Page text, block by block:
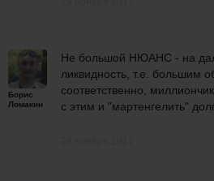
Борис
Ломакин
Не большой НЮАНС - на
ликвидность, т.е. большим
соответственно,
с этим и "мартенгелить"